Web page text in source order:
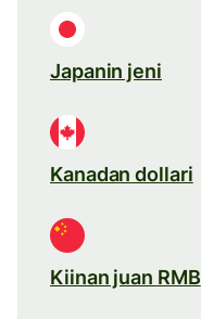
Japanin jeni
Kanadan dollari
Kiinan juan RMB